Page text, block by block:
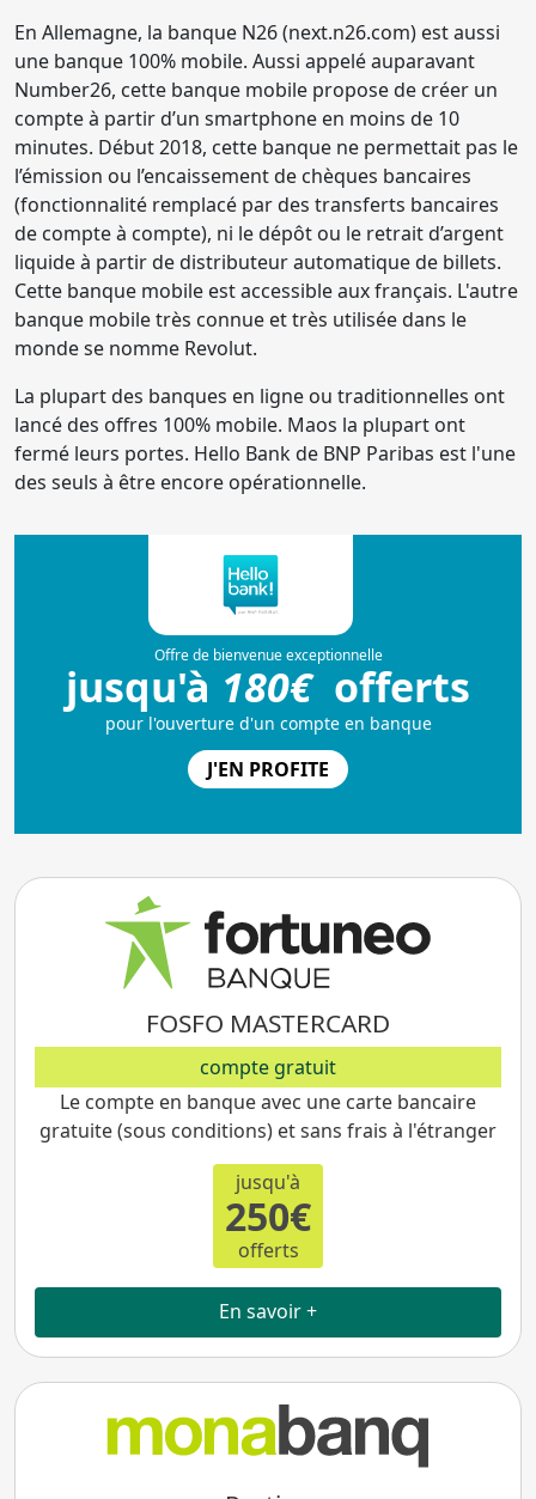
En Allemagne, la banque N26 (next.n26.com) est aussi
une banque 100% mobile. Aussi appelé auparavant
Number26, cette banque mobile propose de créer un
compte à partir d’un smartphone en moins de 10
minutes. Début 2018, cette banque ne permettait pas le
l’émission ou l’encaissement de chèques bancaires
(fonctionnalité remplacé par des transferts bancaires
de compte à compte), ni le dépôt ou le retrait d’argent
liquide à partir de distributeur automatique de billets.
Cette banque mobile est accessible aux français. L'autre
banque mobile très connue et très utilisée dans le
monde se nomme Revolut.
La plupart des banques en ligne ou traditionnelles ont
lancé des offres 100% mobile. Maos la plupart ont
fermé leurs portes. Hello Bank de BNP Paribas est l'une
des seuls à être encore opérationnelle.
FOSFO MASTERCARD
compte gratuit
Le compte en banque avec une carte bancaire
gratuite (sous conditions) et sans frais à l'étranger
jusqu'à
250€
offerts
En savoir +